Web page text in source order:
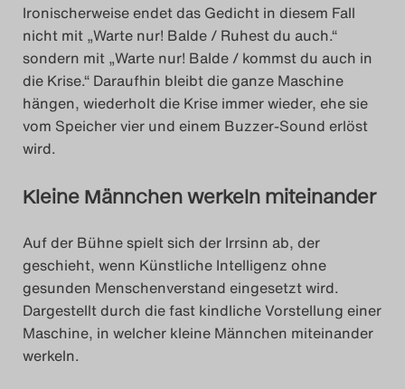
Ironischerweise endet das Gedicht in diesem Fall
nicht mit „Warte nur! Balde / Ruhest du auch.“
sondern mit „Warte nur! Balde / kommst du auch in
die Krise.“ Daraufhin bleibt die ganze Maschine
hängen, wiederholt die Krise immer wieder, ehe sie
vom Speicher vier und einem Buzzer-Sound erlöst
wird.
Kleine Männchen werkeln miteinander
Auf der Bühne spielt sich der Irrsinn ab, der
geschieht, wenn Künstliche Intelligenz ohne
gesunden Menschenverstand eingesetzt wird.
Dargestellt durch die fast kindliche Vorstellung einer
Maschine, in welcher kleine Männchen miteinander
werkeln.